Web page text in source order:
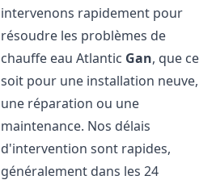
intervenons rapidement pour
résoudre les problèmes de
chauffe eau Atlantic Gan, que ce
soit pour une installation neuve,
une réparation ou une
maintenance. Nos délais
d'intervention sont rapides,
généralement dans les 24